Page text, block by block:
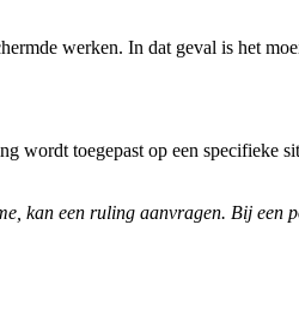
werken. In dat geval is het
wordt toegepast op een specifieke
kan een ruling aanvragen. Bij een